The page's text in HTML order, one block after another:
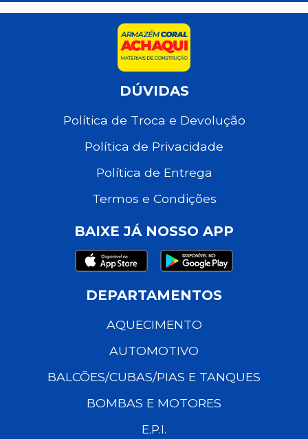
DÚVIDAS
Política de Troca e Devolução
Política de Privacidade
Política de Entrega
Termos e Condições
BAIXE JÁ NOSSO APP
DEPARTAMENTOS
AQUECIMENTO
AUTOMOTIVO
BALCÕES/CUBAS/PIAS E TANQUES
BOMBAS E MOTORES
E.P.I.